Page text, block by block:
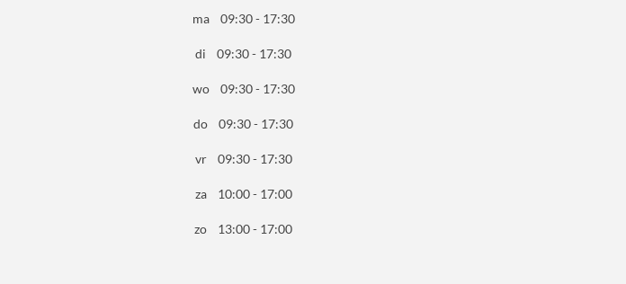
ma 09:30 - 17:30
di 09:30 - 17:30
wo 09:30 - 17:30
do 09:30 - 17:30
vr 09:30 - 17:30
za 10:00 - 17:00
zo 13:00 - 17:00